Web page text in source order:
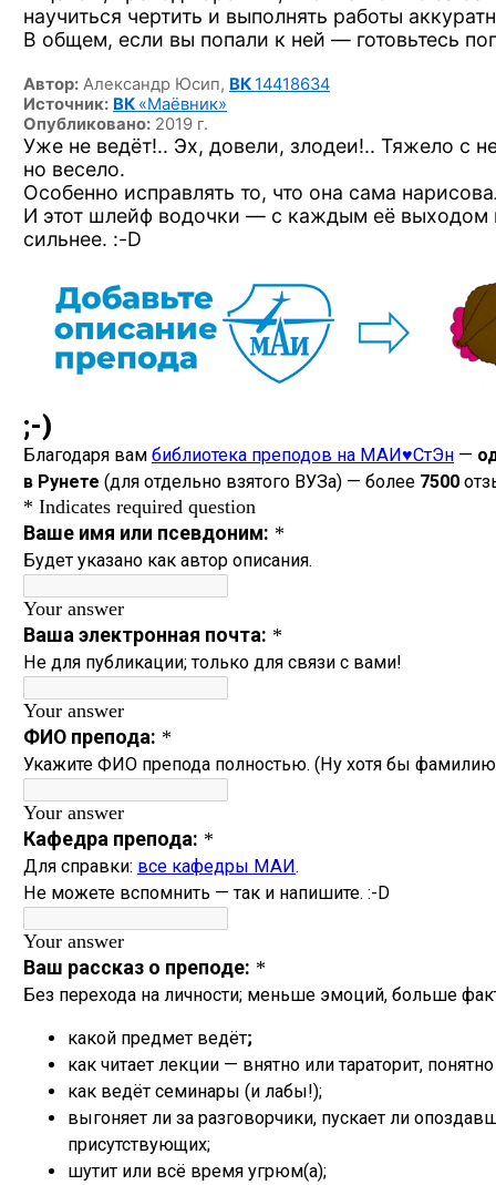
научиться чертить и выполнять работы
В общем, если вы попали к ней — готовьтесь
Автор: Александр Юсип, ВК14418634
Источник: ВК «Маёвник»
Опубликовано: 2019 г.
Уже не ведёт!.. Эх, довели, злодеи!.. Тяжело с
но весело.
Особенно исправлять то, что она сама
И этот шлейф водочки — с каждым её выходом
сильнее. :-D